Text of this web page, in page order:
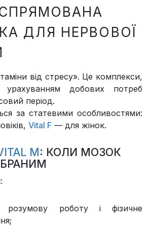
ДЛЯ НЕРВОВОЇ
від стресу». Це комплекси,
урахуванням добових потреб
період.
за статевими особливостями:
Vital F — для жінок.
M: КОЛИ МОЗОК
розумову роботу і фізичне